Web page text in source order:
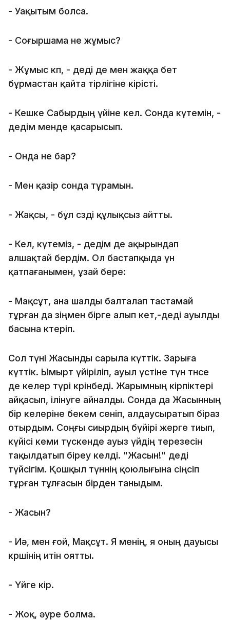
- Уақытым болса.
- Соғыршама не жұмыс?
- Жұмыс көп, - деді де мен жаққа бет
бұрмастан қайта тірлігіне кірісті.
- Кешке Сабырдың үйіне кел. Сонда күтемін, -
дедім менде қасарысып.
- Онда не бар?
- Мен қазір сонда тұрамын.
- Жақсы, - бұл сөзді құлықсыз айтты.
- Кел, күтеміз, - дедім де ақырындап
алшақтай бердім. Ол бастапқыда үн
қатпағанымен, ұзай бере:
- Мақсұт, ана шалды балталап тастамай
тұрған да өзіңмен бірге алып кет,-деді ауылды
басына көтеріп.
Сол түні Жасынды сарыла күттік. Зарыға
күттік. Ымырт үйіріліп, ауыл үстіне түн төнсе
де келер түрі көрінбеді. Жарымның кірпіктері
айқасып, ілінуге айналды. Сонда да Жасынның
бір келеріне бекем сеніп, алдаусыратып біраз
отырдым. Соңғы сиырдың бүйірі жерге тиып,
күйісі кеми түскенде ауыз үйдің терезесін
тақылдатып біреу келді. "Жасын!" деді
түйсігім. Қошқыл түннің қоюлығына сіңсіп
тұрған тұлғасын бірден таныдым.
- Жасын?
- Иә, мен ғой, Мақсұт. Я менің, я оның дауысы
көршінің итін оятты.
- Үйге кір.
- Жоқ, әуре болма.